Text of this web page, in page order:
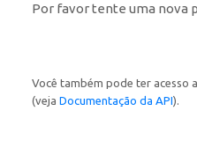
Por favor tente uma nova
Você também pode ter acesso
(veja Documentação da API).